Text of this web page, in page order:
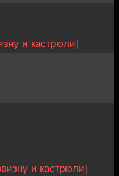
и кастрюли]
и кастрюли]